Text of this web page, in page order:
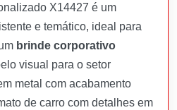
X14427 é um
e temático, ideal para
brinde corporativo
visual para o setor
metal com acabamento
de carro com detalhes em